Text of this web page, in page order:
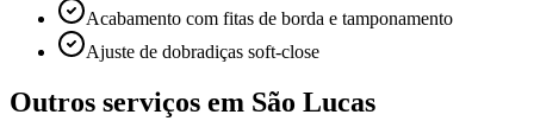
Acabamento com fitas de borda e tamponamento
Ajuste de dobradiças soft-close
Outros serviços em São Lucas